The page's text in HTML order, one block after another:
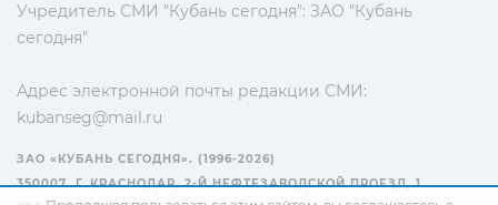
Учредитель СМИ "Кубань сегодня": ЗАО "Кубань
сегодня"
Адрес электронной почты редакции СМИ:
kubanseg@mail.ru
ЗАО «КУБАНЬ СЕГОДНЯ». (1996-2026)
350007, Г. КРАСНОДАР, 2-Й НЕФТЕЗАВОДСКОЙ ПРОЕЗД, 1